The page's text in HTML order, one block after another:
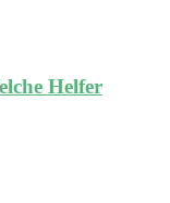
Helfer